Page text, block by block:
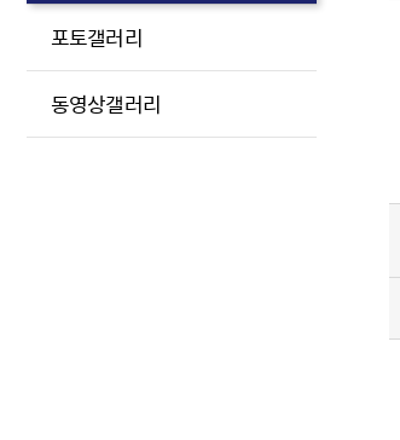
포토갤러리
동영상갤러리